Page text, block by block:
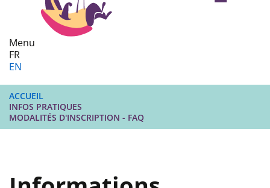
Menu
FR
EN
ACCUEIL
INFOS PRATIQUES
MODALITÉS D'INSCRIPTION - FAQ